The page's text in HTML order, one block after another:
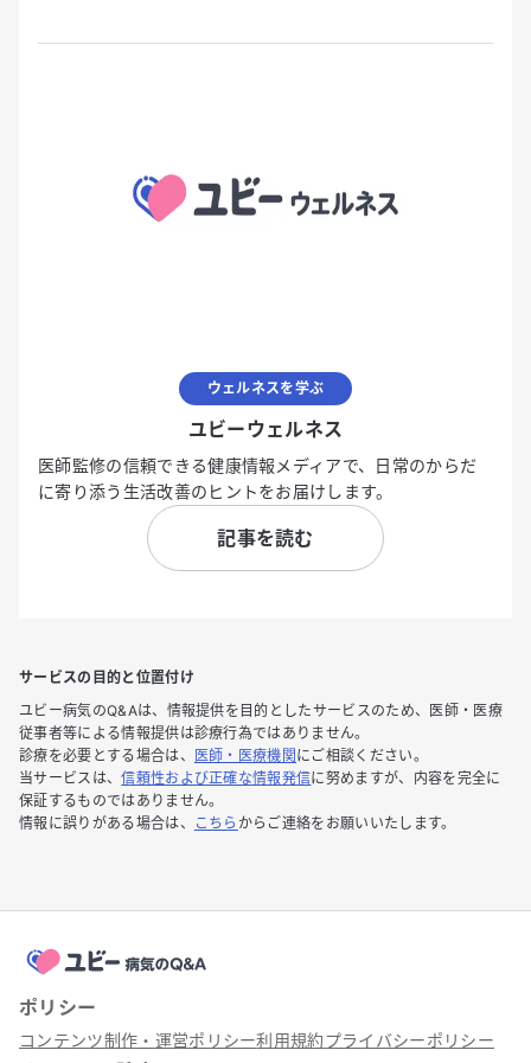
ウェルネスを学ぶ
ユビーウェルネス
医師監修の信頼できる健康情報メディアで、日常のからだ
に寄り添う生活改善のヒントをお届けします。
記事を読む
サービスの目的と位置付け
ユビー病気のQ&Aは、情報提供を目的としたサービスのため、医師・医療
従事者等による情報提供は診療行為ではありません。
診療を必要とする場合は、
医師・医療機関 にご相談ください。
当サービスは、信頼性および正確な情報発信に努めますが、内容を完全に
保証するものではありません。
情報に誤りがある場合は、
こちら からご連絡をお願いいたします。
ポリシー
コンテンツ制作・運営ポリシー利用規約プライバシーポリシー